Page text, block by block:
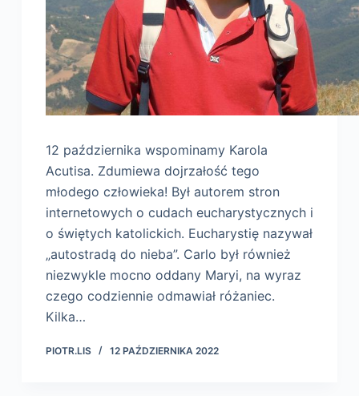
12 października wspominamy Karola
Acutisa. Zdumiewa dojrzałość tego
młodego człowieka! Był autorem stron
internetowych o cudach eucharystycznych i
o świętych katolickich. Eucharystię nazywał
„autostradą do nieba”. Carlo był również
niezwykle mocno oddany Maryi, na wyraz
czego codziennie odmawiał różaniec.
Kilka…
PIOTR.LIS 12 PAŹDZIERNIKA 2022